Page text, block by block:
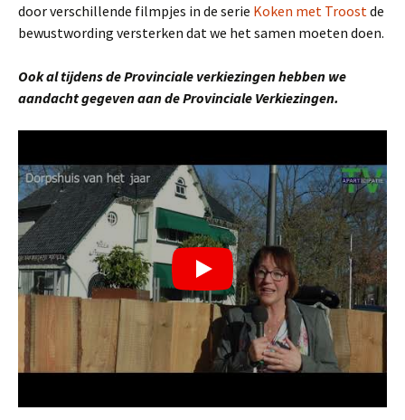
door verschillende filmpjes in de serie Koken met Troostde
bewustwording versterken dat we het samen moeten doen.
Ook al tijdens de Provinciale verkiezingen hebben we
aandacht gegeven aan de Provinciale Verkiezingen.